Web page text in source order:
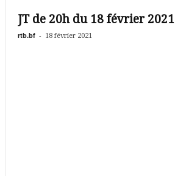
JT de 20h du 18 février 2021
rtb.bf - 18 février 2021